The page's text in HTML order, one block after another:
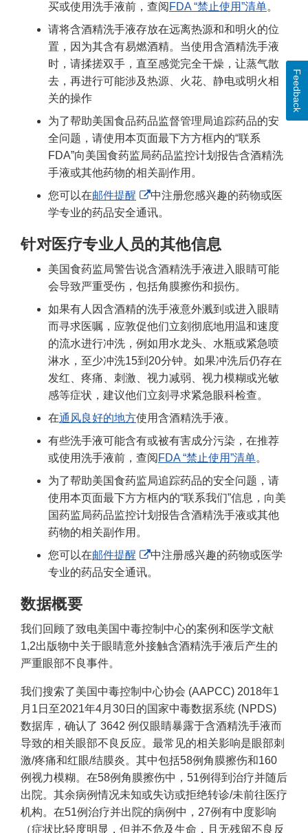
买或使用洗手液前，查阅 FDA “禁止使用”清单。
请将含酒精洗手液存放在远离热源和和明火的位
置，因为其含有易燃酒精。当使用含酒精洗手液
时，请揉搓双手，直至感觉完全干燥，让蒸气散
去，再进行可能涉及热源、火花、静电或明火相
关的操作
为了帮助美国食品药品监督管理局追踪药品的安
全问题，请使用本页面最下方方框内的“联系
FDA”向美国食药监局药品监控计划报告含酒精洗
手液或其他药物的相关副作用。
您可以在邮件提醒
External
Link
中注册您感兴趣的药物或医
学专业的药品安全通讯。
针对医疗专业人员的其他信息
美国食药监局警告说含酒精洗手液进入眼睛可能
会导致严重受伤，包括角膜擦伤和损伤。
如果有人因含酒精的洗手液意外溅到或进入眼睛
而寻求医嘱，应敦促他们立刻彻底地用温和速度
的流水进行冲洗，例如用水龙头、水瓶或紧急喷
淋水，至少冲洗15到20分钟。如果冲洗后仍存在
发红、疼痛、刺激、视力减弱、视力模糊或光敏
感等症状，建议他们立刻寻求紧急眼科检查。
在通风良好的地方使用含酒精洗手液。
有些洗手液可能含有或被有害成分污染，在推荐
或使用洗手液前，查阅 FDA “禁止使用”清单。
为了帮助美国食药监局追踪药品的安全问题，请
使用本页面最下方方框内的“联系我们”信息，向美
国药监局药品监控计划报告含酒精洗手液或其他
药物的相关副作用。
您可以在邮件提醒
External
中注册感兴趣的药物或医学
专业的药品安全通讯。
数据概要
我们回顾了致电美国中毒控制中心的案例和医学文献
1,2出版物中关于眼睛意外接触含酒精洗手液后产生的
严重眼部不良事件。
我们搜索了美国中毒控制中心协会 (AAPCC) 2018年1
月1日至2021年4月30日的国家中毒数据系统 (NPDS)
数据库，确认了 3642 例仅眼睛暴露于含酒精洗手液而
导致的相关眼部不良反应。最常见的相关影响是眼部刺
激/疼痛和红眼/结膜炎。其中包括58例角膜擦伤和160
例视力模糊。在58例角膜擦伤中，51例得到治疗并随后
出院。其余病例情况未知或失访或拒绝转诊/未前往医疗
机构。在51例治疗并出院的病例中，27例有中度影响
（症状比轻度明显，但并不危及生命，且无残留不良反
Feedback